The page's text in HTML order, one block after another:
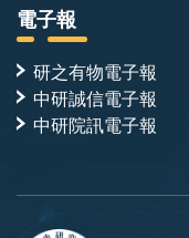
電子報
研之有物電子報
中研誠信電子報
中研院訊電子報